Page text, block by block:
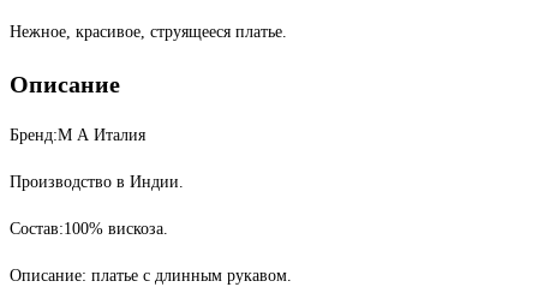
Нежное, красивое, струящееся платье.
Описание
Бренд:М А Италия
Производство в Индии.
Состав:100% вискоза.
Описание: платье с длинным рукавом.